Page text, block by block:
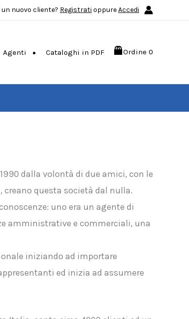
un nuovo cliente? Registrati oppureAccedi
Agenti Cataloghi in PDF Ordine 0
dalla volontà di due amici, con le
questa società dal nulla.
uno era un agente di
amministrative e commerciali, una
iniziando ad importare
ed inizia ad assumere